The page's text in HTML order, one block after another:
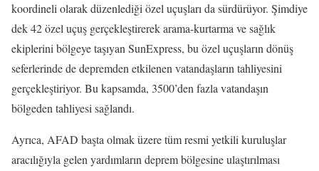
koordineli olarak düzenlediği özel uçuşları da sürdürüyor. Şimdiye
dek 42 özel uçuş gerçekleştirerek arama-kurtarma ve sağlık
ekiplerini bölgeye taşıyan SunExpress, bu özel uçuşların dönüş
seferlerinde de depremden etkilenen vatandaşların tahliyesini
gerçekleştiriyor. Bu kapsamda, 3500’den fazla vatandaşın
bölgeden tahliyesi sağlandı.
Ayrıca, AFAD başta olmak üzere tüm resmi yetkili kuruluşlar
aracılığıyla gelen yardımların deprem bölgesine ulaştırılması